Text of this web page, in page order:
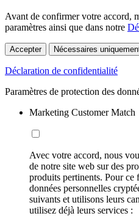
Avant de confirmer votre accord,
paramètres ainsi que dans notre
Accepter Nécessaires
Déclaration de confidentialité
Paramètres de protection des
Marketing Customer Match
Avec votre accord, nous
de notre site web sur des
produits pertinents. Pour ce
données personnelles
suivants et utilisons leurs
utilisez déjà leurs services :